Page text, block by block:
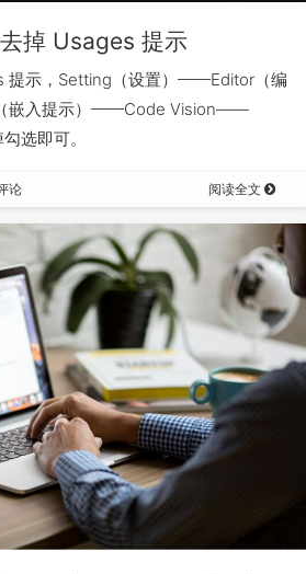
掉 Usages 提示
提示，Setting（设置）——Editor（编
嵌入提示）——Code Vision——
选即可。
论 阅读全文